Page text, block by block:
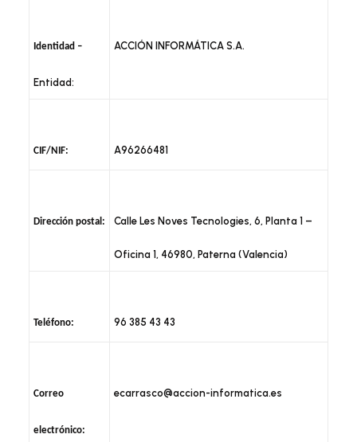
Identidad –
Entidad:
ACCIÓN INFORMÁTICA S.A.
CIF/NIF: A96266481
Dirección postal: Calle Les Noves Tecnologies, 6, Planta 1 –
Oficina 1, 46980, Paterna (Valencia)
Teléfono: 96 385 43 43
Correo
electrónico:
ecarrasco@accion-informatica.es